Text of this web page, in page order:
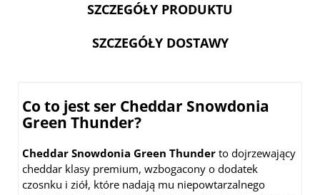
SZCZEGÓŁY PRODUKTU
SZCZEGÓŁY DOSTAWY
Co to jest ser Cheddar Snowdonia
Green Thunder?
Cheddar Snowdonia Green Thunder to dojrzewający
cheddar klasy premium, wzbogacony o dodatek
czosnku i ziół, które nadają mu niepowtarzalnego